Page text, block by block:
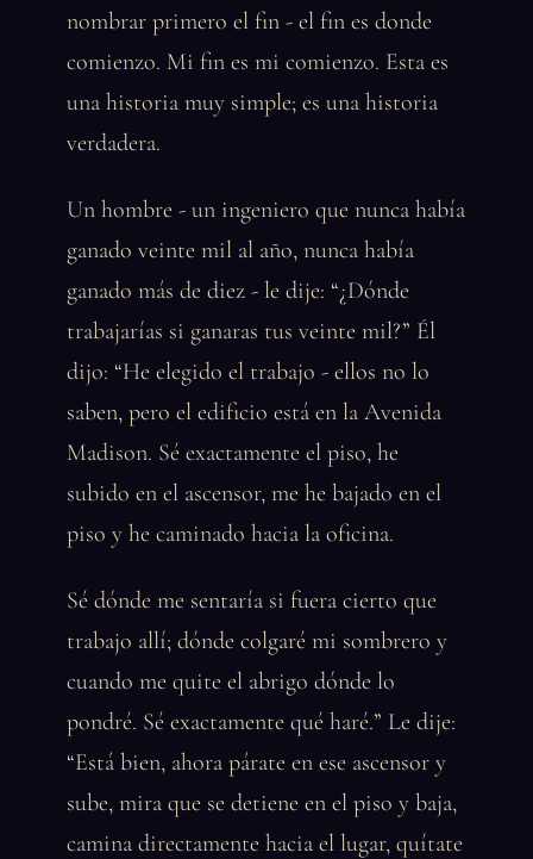
nombrar primero el fin - el fin es donde
comienzo. Mi fin es mi comienzo. Esta es
una historia muy simple; es una historia
verdadera.
Un hombre - un ingeniero que nunca había
ganado veinte mil al año, nunca había
ganado más de diez - le dije: “¿Dónde
trabajarías si ganaras tus veinte mil?” Él
dijo: “He elegido el trabajo - ellos no lo
saben, pero el edificio está en la Avenida
Madison. Sé exactamente el piso, he
subido en el ascensor, me he bajado en el
piso y he caminado hacia la oficina.
Sé dónde me sentaría si fuera cierto que
trabajo allí; dónde colgaré mi sombrero y
cuando me quite el abrigo dónde lo
pondré. Sé exactamente qué haré.” Le dije:
“Está bien, ahora párate en ese ascensor y
sube, mira que se detiene en el piso y baja,
camina directamente hacia el lugar, quítate